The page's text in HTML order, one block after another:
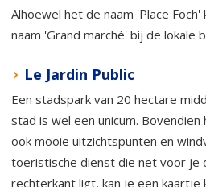
Alhoewel het de naam 'Place
naam 'Grand marché' bij de lokale
Le Jardin Public
Een stadspark van 20 hectare
stad is wel een unicum.
ook mooie uitzichtspunten en
toeristische dienst die net voor je
rechterkant ligt, kan je een kaartje